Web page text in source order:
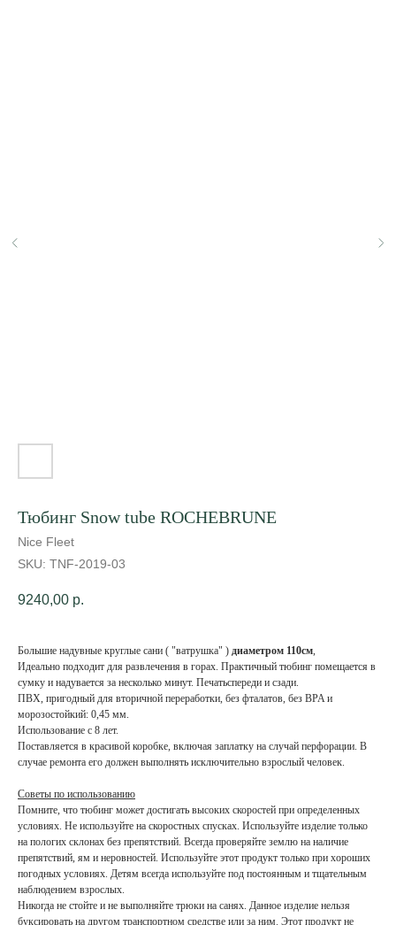
Тюбинг Snow tube ROCHEBRUNE
Nice Fleet
SKU: TNF-2019-03
9240,00 р.
Большие надувные круглые сани ( "ватрушка" ) диаметром 110см,
Идеально подходит для развлечения в горах. Практичный тюбинг помещается в
сумку и надувается за несколько минут. Печатьспереди и сзади.
ПВХ, пригодный для вторичной переработки, без фталатов, без BPA и
морозостойкий: 0,45 мм.
Использование с 8 лет.
Поставляется в красивой коробке, включая заплатку на случай перфорации. В
случае ремонта его должен выполнять исключительно взрослый человек.
Советы по использованию
Помните, что тюбинг может достигать высоких скоростей при определенных
условиях. Не используйте на скоростных спусках. Используйте изделие только
на пологих склонах без препятствий. Всегда проверяйте землю на наличие
препятствий, ям и неровностей. Используйте этот продукт только при хороших
погодных условиях. Детям всегда используйте под постоянным и тщательным
наблюдением взрослых.
Никогда не стойте и не выполняйте трюки на санях. Данное изделие нельзя
буксировать на другом транспортном средстве или за ним. Этот продукт не